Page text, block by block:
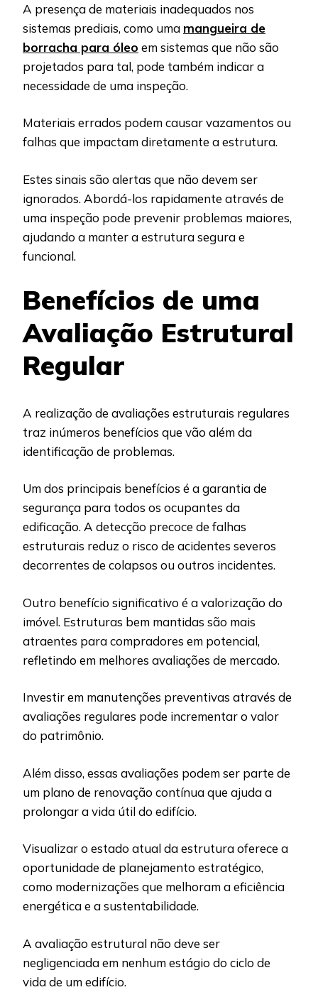
A presença de materiais inadequados nos
sistemas prediais, como uma mangueira de
borracha para óleo em sistemas que não são
projetados para tal, pode também indicar a
necessidade de uma inspeção.
Materiais errados podem causar vazamentos ou
falhas que impactam diretamente a estrutura.
Estes sinais são alertas que não devem ser
ignorados. Abordá-los rapidamente através de
uma inspeção pode prevenir problemas maiores,
ajudando a manter a estrutura segura e
funcional.
Benefícios de uma
Avaliação Estrutural
Regular
A realização de avaliações estruturais regulares
traz inúmeros benefícios que vão além da
identificação de problemas.
Um dos principais benefícios é a garantia de
segurança para todos os ocupantes da
edificação. A detecção precoce de falhas
estruturais reduz o risco de acidentes severos
decorrentes de colapsos ou outros incidentes.
Outro benefício significativo é a valorização do
imóvel. Estruturas bem mantidas são mais
atraentes para compradores em potencial,
refletindo em melhores avaliações de mercado.
Investir em manutenções preventivas através de
avaliações regulares pode incrementar o valor
do patrimônio.
Além disso, essas avaliações podem ser parte de
um plano de renovação contínua que ajuda a
prolongar a vida útil do edifício.
Visualizar o estado atual da estrutura oferece a
oportunidade de planejamento estratégico,
como modernizações que melhoram a eficiência
energética e a sustentabilidade.
A avaliação estrutural não deve ser
negligenciada em nenhum estágio do ciclo de
vida de um edifício.